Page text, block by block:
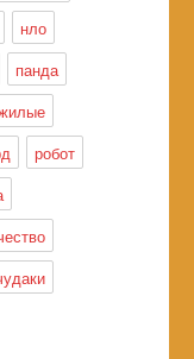
нло
панда
робот